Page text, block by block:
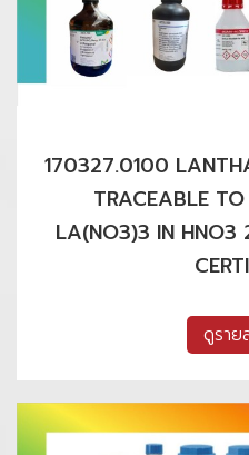
170327.0100
TRACEABLE
LA(NO3)3 IN
ดูราย